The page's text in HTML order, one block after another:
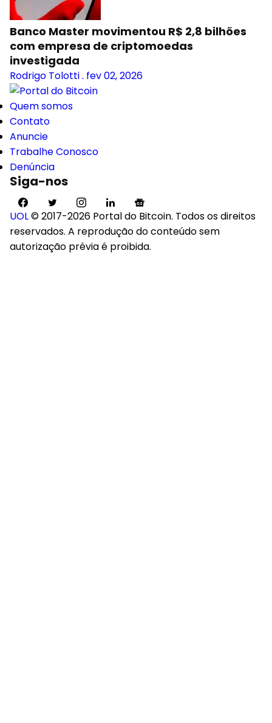
Banco Master movimentou R$ 2,8 bilhões
com empresa de criptomoedas
investigada
Rodrigo Tolotti. fev 02, 2026
Quem somos
Contato
Anuncie
Trabalhe Conosco
Denúncia
Siga-nos
UOL© 2017-2026 Portal do Bitcoin. Todos os direitos
reservados. A reprodução do conteúdo sem
autorização prévia é proibida.